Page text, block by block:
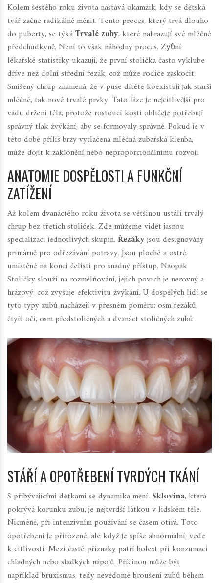
Kolem šestého roku života nastává okamžik, kdy se dětská
tvář začne radikálně měnit. Tento proces, který trvá dlouho
do puberty, se týkáTrvalé zuby, které nahrazují své mléčné
předchůdkyně. Není to však náhodný proces. Zубní
lékařské statistiky ukazují, že první stolička často vyklube
dříve než dolní střední řezák, což může rodiče zaskočit.
Smíšený chrup znamená, že v puse dítěte koexistují jak starší
mléčné, tak nové trvalé prvky. Tato fáze je nejcitlivější pro
vadu držení těla, protože rostoucí kosti obličeje potřebují
správný tlak žvýkání, aby se formovaly správně. Pokud je v
této době příliš brzy vytlačena mléčná zubařská klenba,
může dojít k zaklonění nebo neproporcionálnímu rozvoji.
ANATOMIE DOSPĚLOSTI A FUNKČNÍ
ZATÍŽENÍ
Až kolem dvanáctého roku života se většinou ustálí trvalý
chrup bez třetích stoliček. Zde můžeme vidět jasnou
specializaci jednotlivých skupin. Řezákyjsou designovány
primárně pro odřezávání potravy. Jsou ploché a ostré,
umístěné na konci čelisti pro snadný přístup. Naopak
Stoličkyslouží na rozmělňování, jejich povrch je nerovný a
hrázový, což zvyšuje efektivitu žvýkání. U dospělých lidí se
tyto typy zubů nacházejí v přesném poměru: osm řezáků,
čtyři očí, osm předstoličných a dvanáct stoličných zubů.
STÁŘÍ A OPOTŘEBENÍ TVRDÝCH TKÁNÍ
S přibývajícími détkami se dynamika mění. Sklovina, která
pokrývá korunku zubu, je nejtvrdší látkou v lidském těle.
Nicméně, při intenzivním používání se časem otírá. Toto
opotřebení je přirozené, ale když je spíše abnormální, vede
k citlivosti. Mezi časté příznaky patří bolest při konzumaci
chladných nebo sladkých nápojů. Příčinou může být
například bruxismus, tedy nevědomé broušení zubů během